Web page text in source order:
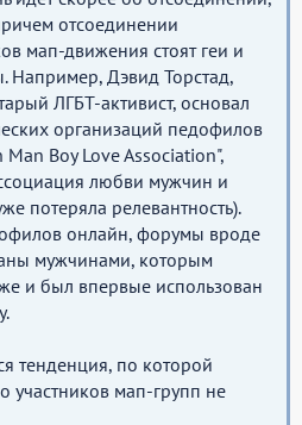
отсоединении
мап-движения стоят геи и
Например, Дэвид Торстад,
ЛГБТ-активист, основал
организаций педофилов
Boy Love Association",
любви мужчин и
потеряла релевантность).
онлайн, форумы вроде
мужчинами, которым
и был впервые использован
тенденция, по которой
участников мап-групп не